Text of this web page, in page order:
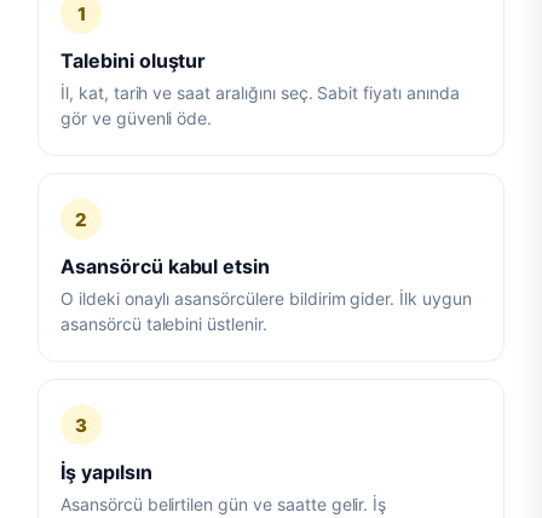
1
Talebini oluştur
İl, kat, tarih ve saat aralığını seç. Sabit fiyatı anında
gör ve güvenli öde.
2
Asansörcü kabul etsin
O ildeki onaylı asansörcülere bildirim gider. İlk uygun
asansörcü talebini üstlenir.
3
İş yapılsın
Asansörcü belirtilen gün ve saatte gelir. İş